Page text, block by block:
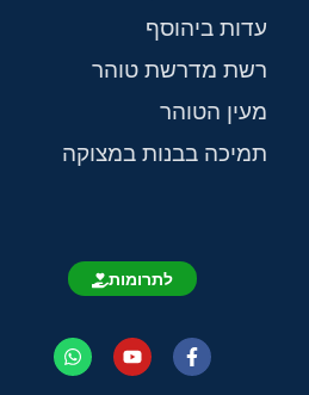
עדות ביהוסף
רשת מדרשת טוהר
מעין הטוהר
תמיכה בבנות במצוקה
לתרומות